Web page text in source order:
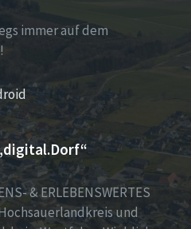
immer auf dem
& ERLEBENSWERTES
und